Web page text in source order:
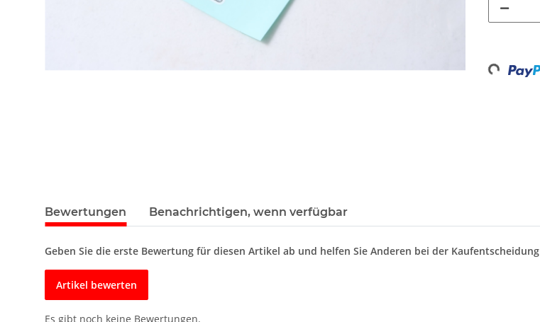
Loading...
Bewertungen Benachrichtigen, wenn verfügbar
Geben Sie die erste Bewertung für diesen Artikel ab und helfen Sie Anderen bei der Kaufentscheidung
Artikel bewerten
Es gibt noch keine Bewertungen.